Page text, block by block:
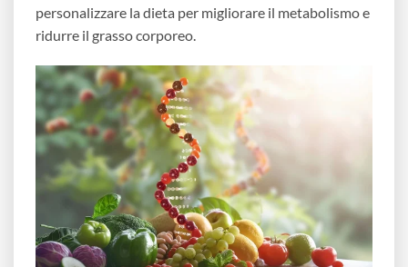
personalizzare la dieta per migliorare il metabolismo e
ridurre il grasso corporeo.